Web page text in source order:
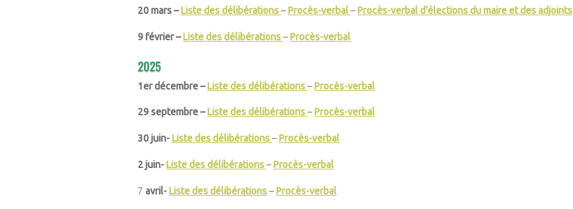
20 mars – Liste des délibérations–Procès-verbal–Procès-verbal d’élections du maire et des adjoints
9 février – Liste des délibérations–Procès-verbal
2025
1er décembre – Liste des délibérations–Procès-verbal
29 septembre – Liste des délibérations–Procès-verbal
30 juin- Liste des délibérations–Procès-verbal
2 juin- Liste des délibérations–Procès-verbal
7 avril- Liste des délibérations–Procès-verbal